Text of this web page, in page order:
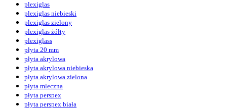
plexiglas
plexiglas niebieski
plexiglas zielony
plexiglas żółty
plexiglass
płyta 20 mm
płyta akrylowa
płyta akrylowa niebieska
płyta akrylowa zielona
płyta mleczna
płyta perspex
płyta perspex biała